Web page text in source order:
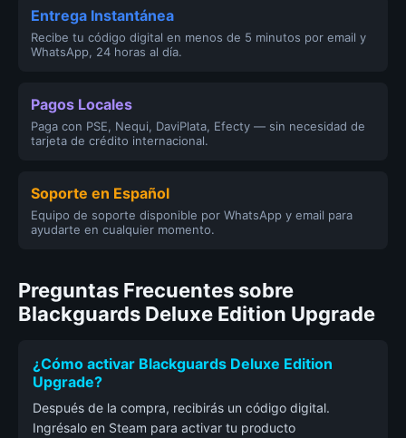
Entrega Instantánea
Recibe tu código digital en menos de 5 minutos por email y
WhatsApp, 24 horas al día.
Pagos Locales
Paga con PSE, Nequi, DaviPlata, Efecty — sin necesidad de
tarjeta de crédito internacional.
Soporte en Español
Equipo de soporte disponible por WhatsApp y email para
ayudarte en cualquier momento.
Preguntas Frecuentes sobre
Blackguards Deluxe Edition Upgrade
¿Cómo activar Blackguards Deluxe Edition
Upgrade?
Después de la compra, recibirás un código digital.
Ingrésalo en Steam para activar tu producto